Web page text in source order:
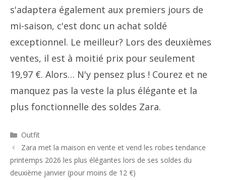
s'adaptera également aux premiers jours de
mi-saison, c'est donc un achat soldé
exceptionnel. Le meilleur? Lors des deuxièmes
ventes, il est à moitié prix pour seulement
19,97 €. Alors… N'y pensez plus ! Courez et ne
manquez pas la veste la plus élégante et la
plus fonctionnelle des soldes Zara.
Catégories
Outfit
Navigation
des
articles
Zara met la maison en vente et vend les robes tendance
printemps 2026 les plus élégantes lors de ses soldes du
deuxième janvier (pour moins de 12 €)